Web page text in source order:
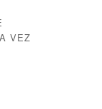
VEZ